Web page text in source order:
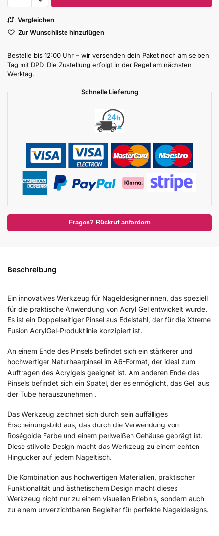
Vergleichen
Zur Wunschliste hinzufügen
Bestelle bis 12:00 Uhr – wir versenden dein Paket noch am selben
Tag mit DPD. Die Zustellung erfolgt in der Regel am nächsten
Werktag.
Schnelle Lieferung
Fragen? Rückruf anfordern
Beschreibung
Ein innovatives Werkzeug für Nageldesignerinnen, das speziell
für die praktische Anwendung von Acryl Gel entwickelt wurde.
Es ist ein Doppelseitiger Pinsel aus Edelstahl, der für die Xtreme
Fusion AcrylGel-Produktlinie konzipiert ist.
An einem Ende des Pinsels befindet sich ein stärkerer und
hochwertiger Naturhaarpinsel im A6-Format, der ideal zum
Auftragen des Acrylgels geeignet ist. Am anderen Ende des
Pinsels befindet sich ein Spatel, der es ermöglicht, das Gel aus
der Tube herauszunehmen .
Das Werkzeug zeichnet sich durch sein auffälliges
Erscheinungsbild aus, das durch die Verwendung von
Roségolde Farbe und einem perlweißen Gehäuse geprägt ist.
Diese stilvolle Design macht das Werkzeug zu einem echten
Hingucker auf jedem Nageltisch.
Die Kombination aus hochwertigen Materialien, praktischer
Funktionalität und ästhetischem Design macht dieses
Werkzeug nicht nur zu einem visuellen Erlebnis, sondern auch
zu einem unverzichtbaren Begleiter für perfekte Nageldesigns.